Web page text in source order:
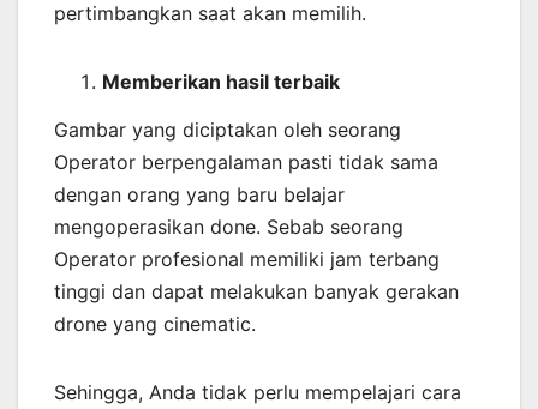
pertimbangkan saat akan memilih.
Memberikan hasil terbaik
Gambar yang diciptakan oleh seorang
Operator berpengalaman pasti tidak sama
dengan orang yang baru belajar
mengoperasikan done. Sebab seorang
Operator profesional memiliki jam terbang
tinggi dan dapat melakukan banyak gerakan
drone yang cinematic.
Sehingga, Anda tidak perlu mempelajari cara